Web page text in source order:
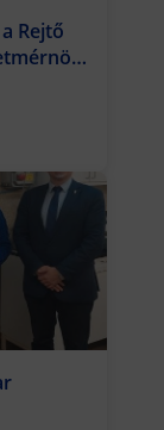
Rejtő